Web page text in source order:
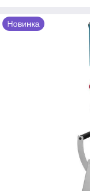
Новинка